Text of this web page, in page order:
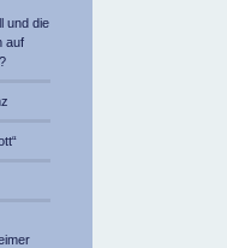
und die
auf